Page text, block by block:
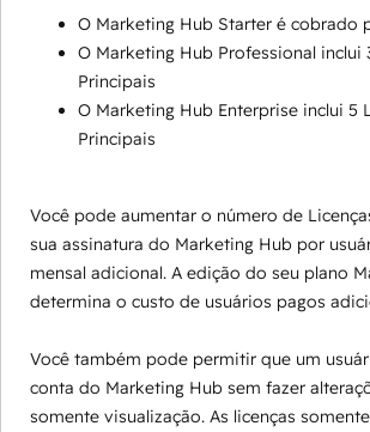
O Marketing Hub Starter é cobrado
O Marketing Hub Professional inclui
Principais
O Marketing Hub Enterprise inclui 5
Principais
Você pode aumentar o número de
sua assinatura do Marketing Hub por
mensal adicional. A edição do seu plano
determina o custo de usuários pagos
Você também pode permitir que um
conta do Marketing Hub sem fazer
somente visualização. As licenças